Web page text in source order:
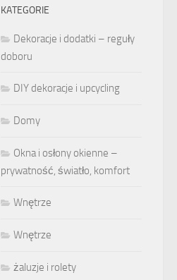
KATEGORIE
Dekoracje i dodatki – reguły
doboru
DIY dekoracje i upcycling
Domy
Okna i osłony okienne –
prywatność, światło, komfort
Wnętrze
Wnętrze
żaluzje i rolety